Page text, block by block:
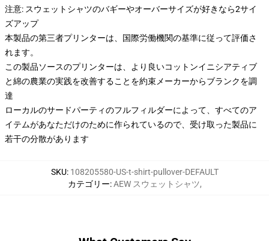
注意: スウェットシャツのバギーやオーバーサイズが好きなら2サイ
ズアップ
本製品の第三者プリンターは、国際労働機関の基準に従って評価さ
れます。
この製品ソースのプリンターは、より良いコットンイニシアティブ
と綿の農業の実践を改善することを約束メーカーからブランクを調
達
ローカルのサードパーティのフルフィルダーによって、すべてのア
イテムがあなただけのために作られているので、受け取った製品に
若干の分散があります
SKU: 108205580-US-t-shirt-pullover-DEFAULT
カテゴリー:AEW スウェットシャツ,